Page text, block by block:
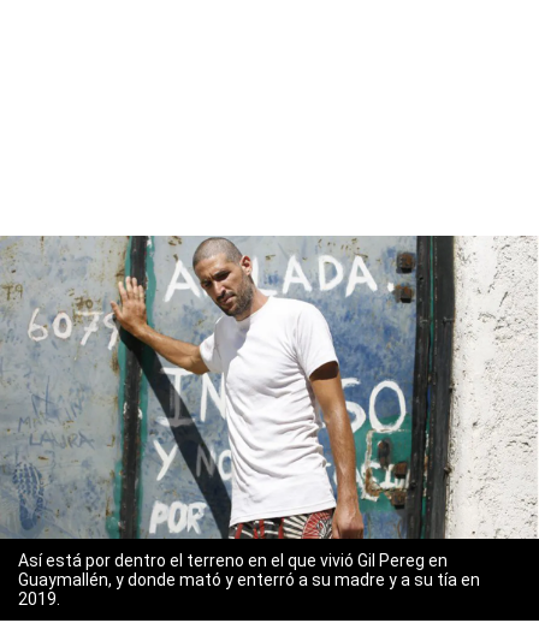
Así está por dentro el terreno en el que vivió Gil Pereg en
Guaymallén, y donde mató y enterró a su madre y a su tía en
2019.